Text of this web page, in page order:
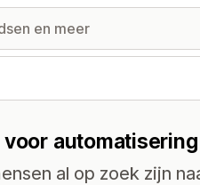
al op zoek zijn